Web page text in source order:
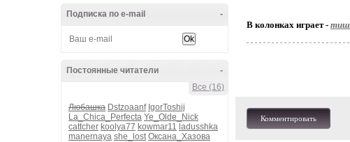
-
Подписка по e-mail
-
Постоянные читатели
Все (16)
Любашка Dstzoaanf IgorToshij
La_Chica_Perfecta Ye_Olde_Nick
cattcher koolya77 kowmar11 ladusshka
manernaya she_lost Оксана_Хазова
В колонках играет -
Комментировать